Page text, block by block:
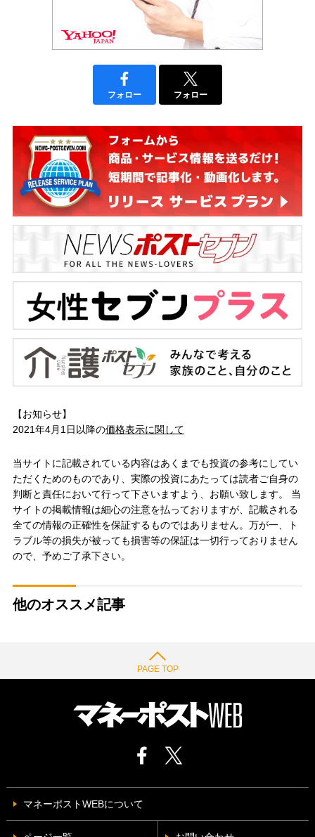
フォロー フォロー
【お知らせ】
2021年4月1日以降の価格表示に関して
当サイトに記載されている内容はあくまでも投資の参考にしてい
ただくためのものであり、実際の投資にあたっては読者ご自身の
判断と責任において行って下さいますよう、お願い致します。 当
サイトの掲載情報は細心の注意を払っておりますが、記載される
全ての情報の正確性を保証するものではありません。万が一、ト
ラブル等の損失が被っても損害等の保証は一切行っておりません
ので、予めご了承下さい。
他のオススメ記事
PAGE TOP
マネーポストWEBについて